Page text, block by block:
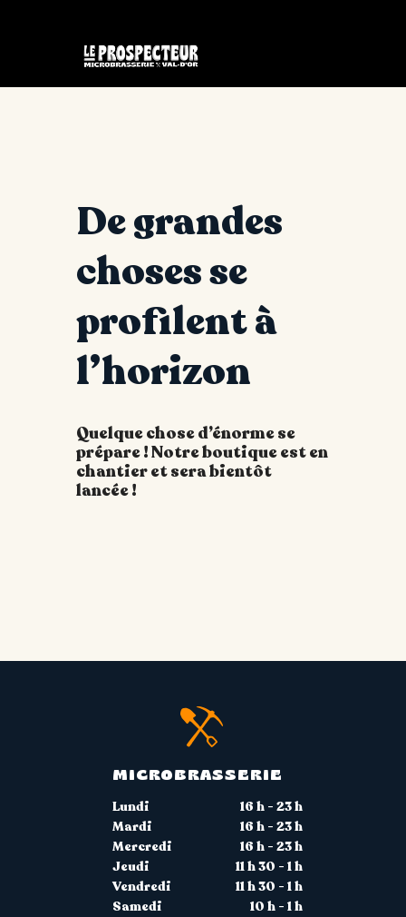
De grandes
choses se
profilent à
l’horizon
Quelque chose d’énorme se
prépare ! Notre boutique est en
chantier et sera bientôt
lancée !
MICROBRASSERIE
Lundi
16 h - 23 h
Mardi
16 h - 23 h
Mercredi
16 h - 23 h
Jeudi
11 h 30 - 1 h
Vendredi
11 h 30 - 1 h
Samedi
10 h - 1 h